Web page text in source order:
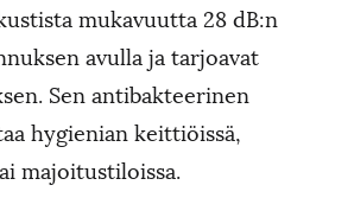
mukavuutta 28 dB:n
avulla ja tarjoavat
Sen antibakteerinen
hygienian keittiöissä,
majoitustiloissa.